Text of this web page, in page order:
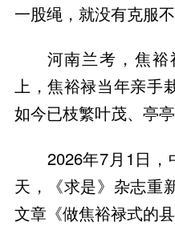
一股绳，就没有克服
河南兰考，焦
上，焦裕禄当年亲手
如今已枝繁叶茂、亭亭
2026年7月1日，
天，《求是》杂志重
文章《做焦裕禄式的县